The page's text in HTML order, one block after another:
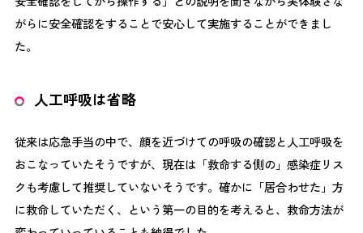
がらに安全確認をすることで安心して実施することができまし
た。
人工呼吸は省略
従来は応急手当の中で、顔を近づけての呼吸の確認と人工呼吸を
おこなっていたそうですが、現在は「救命する側の」感染症リス
クも考慮して推奨していないそうです。確かに「居合わせた」方
に救命していただく、という第一の目的を考えると、救命方法が